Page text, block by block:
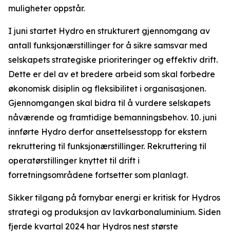
muligheter oppstår.
I juni startet Hydro en strukturert gjennomgang av
antall funksjonærstillinger for å sikre samsvar med
selskapets strategiske prioriteringer og effektiv drift.
Dette er del av et bredere arbeid som skal forbedre
økonomisk disiplin og fleksibilitet i organisasjonen.
Gjennomgangen skal bidra til å vurdere selskapets
nåværende og framtidige bemanningsbehov. 10. juni
innførte Hydro derfor ansettelsesstopp for ekstern
rekruttering til funksjonærstillinger. Rekruttering til
operatørstillinger knyttet til drift i
forretningsområdene fortsetter som planlagt.
Sikker tilgang på fornybar energi er kritisk for Hydros
strategi og produksjon av lavkarbonaluminium. Siden
fjerde kvartal 2024 har Hydros nest største